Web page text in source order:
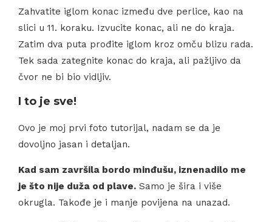
Zahvatite iglom konac između dve perlice, kao na
slici u 11. koraku. Izvucite konac, ali ne do kraja.
Zatim dva puta prođite iglom kroz omču blizu rada.
Tek sada zategnite konac do kraja, ali pažljivo da
čvor ne bi bio vidljiv.
I to je sve!
Ovo je moj prvi foto tutorijal, nadam se da je
dovoljno jasan i detaljan.
Kad sam završila bordo minđušu, iznenadilo me
je što nije duža od plave. Samo je šira i više
okrugla. Takođe je i manje povijena na unazad.